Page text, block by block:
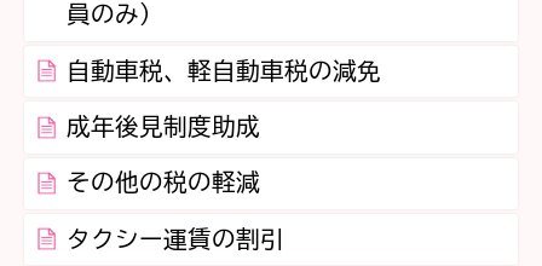
員のみ）
自動車税、軽自動車税の減免
成年後見制度助成
その他の税の軽減
タクシー運賃の割引